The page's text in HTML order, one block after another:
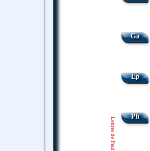
Ga
Ep
Ph
Lettres de Paul